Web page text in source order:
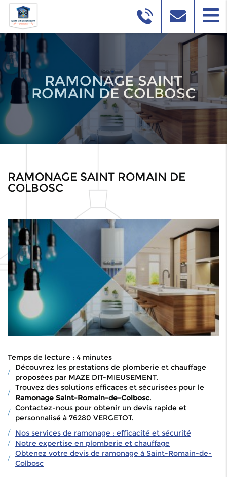
RAMONAGE SAINT
ROMAIN DE COLBOSC
RAMONAGE SAINT ROMAIN DE
COLBOSC
Temps de lecture : 4 minutes
Découvrez les prestations de plomberie et chauffage
proposées par MAZE DIT-MIEUSEMENT.
Trouvez des solutions efficaces et sécurisées pour le
Ramonage Saint-Romain-de-Colbosc.
Contactez-nous pour obtenir un devis rapide et
personnalisé à 76280 VERGETOT.
Nos services de ramonage : efficacité et sécurité
Notre expertise en plomberie et chauffage
Obtenez votre devis de ramonage à Saint-Romain-de-
Colbosc